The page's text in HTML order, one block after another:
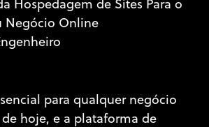
Hospedagem de Sites Para o
Negócio Online
para qualquer negócio
hoje, e a plataforma de